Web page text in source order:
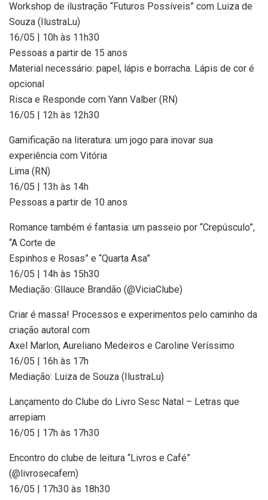
Workshop de ilustração “Futuros Possíveis” com Luiza de
Souza (IlustraLu)
16/05 | 10h às 11h30
Pessoas a partir de 15 anos
Material necessário: papel, lápis e borracha. Lápis de cor é
opcional
Risca e Responde com Yann Valber (RN)
16/05 | 12h às 12h30
Gamificação na literatura: um jogo para inovar sua
experiência com Vitória
Lima (RN)
16/05 | 13h às 14h
Pessoas a partir de 10 anos
Romance também é fantasia: um passeio por “Crepúsculo”,
“A Corte de
Espinhos e Rosas” e “Quarta Asa”
16/05 | 14h às 15h30
Mediação: Gllauce Brandão (@ViciaClube)
Criar é massa! Processos e experimentos pelo caminho da
criação autoral com
Axel Marlon, Aureliano Medeiros e Caroline Veríssimo
16/05 | 16h às 17h
Mediação: Luiza de Souza (IlustraLu)
Lançamento do Clube do Livro Sesc Natal – Letras que
arrepiam
16/05 | 17h às 17h30
Encontro do clube de leitura “Livros e Café”
(@livrosecafern)
16/05 | 17h30 às 18h30